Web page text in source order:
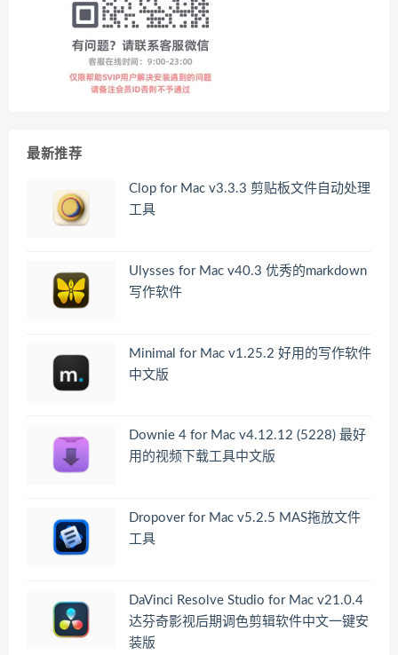
最新推荐
Clop for Mac v3.3.3 剪贴板文件自动处理
工具
Ulysses for Mac v40.3 优秀的markdown
写作软件
Minimal for Mac v1.25.2 好用的写作软件
中文版
Downie 4 for Mac v4.12.12 (5228) 最好
用的视频下载工具中文版
Dropover for Mac v5.2.5 MAS拖放文件
工具
DaVinci Resolve Studio for Mac v21.0.4
达芬奇影视后期调色剪辑软件中文一键安
装版